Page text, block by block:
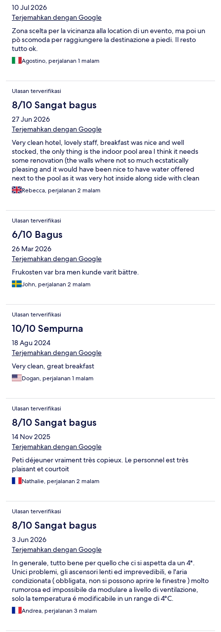
10 Jul 2026
Terjemahkan dengan Google
Zona scelta per la vicinanza alla location di un evento, ma poi un
pò scomoda per raggiungere la destinazione a piedi. Il resto
tutto ok.
Agostino, perjalanan 1 malam
Ulasan terverifikasi
8/10 Sangat bagus
27 Jun 2026
Terjemahkan dengan Google
Very clean hotel, lovely staff, breakfast was nice and well
stocked, the only thing is the indoor pool area I think it needs
some renovation (the walls where not so much ecstatically
pleasing and it would have been nice to have water offered
next to the pool as it was very hot inside along side with clean
towels display where you can just pick some, have some plants
or rock salts etc…). What really surprised me was the room with
justice!Overall it was a nice and calm experience.
Rebecca, perjalanan 2 malam
Ulasan terverifikasi
6/10 Bagus
26 Mar 2026
Terjemahkan dengan Google
Frukosten var bra men kunde varit bättre.
John, perjalanan 2 malam
Ulasan terverifikasi
10/10 Sempurna
18 Agu 2024
Terjemahkan dengan Google
Very clean, great breakfast
Dogan, perjalanan 1 malam
Ulasan terverifikasi
8/10 Sangat bagus
14 Nov 2025
Terjemahkan dengan Google
Peti déjeuner vraiment très copieux. Le personnel est très
plaisant et courtoit
Nathalie, perjalanan 2 malam
Ulasan terverifikasi
8/10 Sangat bagus
3 Jun 2026
Terjemahkan dengan Google
In generale, tutto bene per quello che ci si aspetta da un 4*.
Unici problemi, gli ascensori lenti ed imprevedibili, e l'aria
condizionata ( obbligata, non si possono aprire le finestre ) molto
rumorosa ed impossibile da modulare a livello di ventilazione,
solo la temperatura é modificabile in un range di 4°C.
Andrea, perjalanan 3 malam